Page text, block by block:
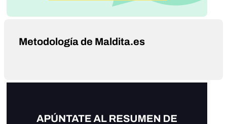
Metodología de Maldita.es